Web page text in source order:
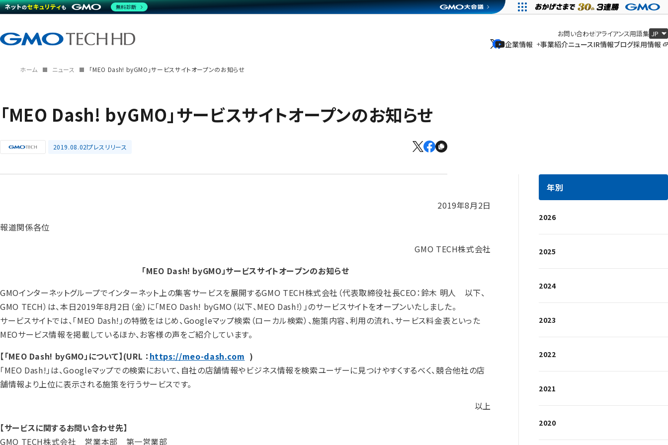
企業情報
企業情報
事業紹介ニュースIR情報ブログ採用情報
お問い合わせアライアンス用語集
ホーム ニュース 「MEO Dash! byGMO」サービスサイトオープンのお知らせ
「MEO Dash! byGMO」サービスサイトオープンのお知らせ
2019.08.02プレスリリース
2019年8月2日
報道関係各位
GMO TECH株式会社
「MEO Dash! byGMO」サービスサイトオープンのお知らせ
GMOインターネットグループでインターネット上の集客サービスを展開するGMO TECH株式会社（代表取締役社長CEO：鈴木 明人 以下、
GMO TECH）は、本日2019年8月2日（金）に「MEO Dash! byGMO（以下、MEO Dash!）」のサービスサイトをオープンいたしました。
サービスサイトでは、「MEO Dash!」の特徴をはじめ、Googleマップ検索（ローカル検索）、施策内容、利用の流れ、サービス料金表といった
MEOサービス情報を掲載しているほか、お客様の声をご紹介しています。
【「MEO Dash! byGMO」について】(URL ： https://meo-dash.com )
「MEO Dash!」は、Googleマップでの検索において、自社の店舗情報やビジネス情報を検索ユーザーに見つけやすくするべく、競合他社の店
舗情報より上位に表示される施策を行うサービスです。
以上
【サービスに関するお問い合わせ先】
GMO TECH株式会社 営業本部 第一営業部
年別
2026
2025
2024
2023
2022
2021
2020
無料診断